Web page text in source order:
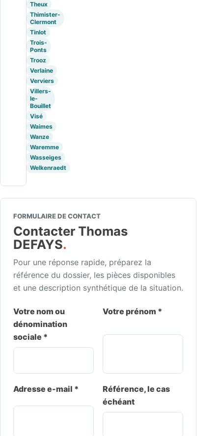
Theux
Thimister-
Clermont
Tinlot
Trois-
Ponts
Trooz
Verlaine
Verviers
Villers-
le-
Bouillet
Visé
Waimes
Wanze
Waremme
Wasseiges
Welkenraedt
FORMULAIRE DE CONTACT
Contacter Thomas
DEFAYS.
Pour une réponse rapide, préparez la
référence du dossier, les pièces disponibles
et une description synthétique de la situation.
Votre nom ou
dénomination
sociale *
Votre prénom *
Adresse e-mail *
Référence, le cas
échéant